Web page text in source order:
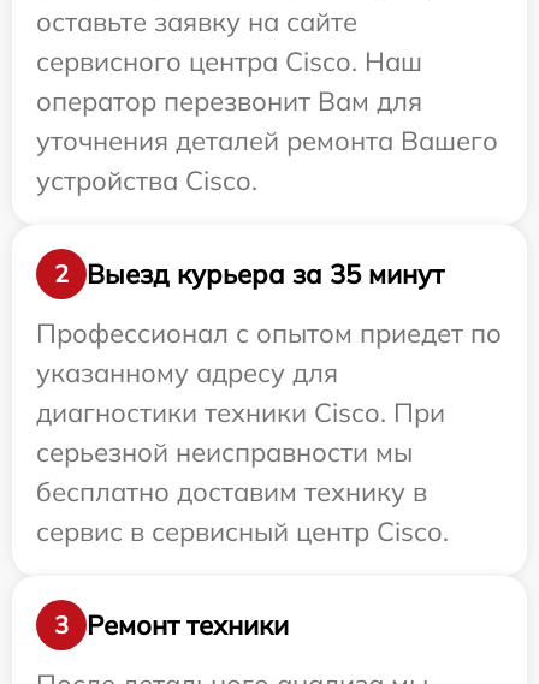
оставьте заявку на сайте
сервисного центра Cisco. Наш
оператор перезвонит Вам для
уточнения деталей ремонта Вашего
устройства Cisco.
2
Выезд курьера за 35 минут
Профессионал с опытом приедет по
указанному адресу для
диагностики техники Cisco. При
серьезной неисправности мы
бесплатно доставим технику в
сервис в сервисный центр Cisco.
3
Ремонт техники